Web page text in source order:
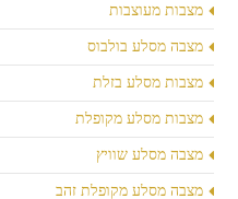
מצבות מעוצבות
מצבה מסלע בולבוס
מצבות מסלע בזלת
מצבות מסלע מקופלת
מצבה מסלע שוויץ
מצבה מסלע מקופלת זהב